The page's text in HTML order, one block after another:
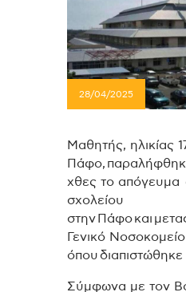
28/04/2025
Μαθητής, ηλικίας
Πάφο,
χθες το απόγευμα
σχολείου
στην Πάφο και
Γενικό
όπου
Σύμφωνα με τον